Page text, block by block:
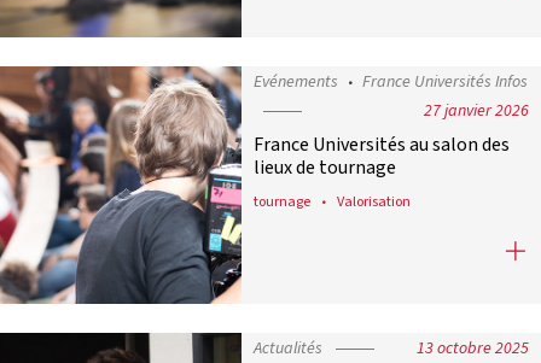
Evénements
France Universités Infos
27 janvier 2026
France Universités au salon des
lieux de tournage
tournage Valorisation
France Universités au salon des
Actualités 13 octobre 2025